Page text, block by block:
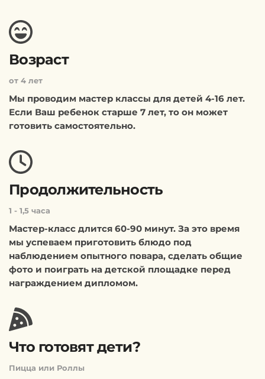
Возраст
от 4 лет
Мы проводим мастер классы для детей 4-16 лет.
Если Ваш ребенок старше 7 лет, то он может
готовить самостоятельно.
Продолжительность
1 - 1,5 часа
Мастер-класс длится 60-90 минут. За это время
мы успеваем приготовить блюдо под
наблюдением опытного повара, сделать общие
фото и поиграть на детской площадке перед
награждением дипломом.
Что готовят дети?
Пицца или Роллы